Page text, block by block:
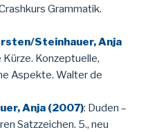
Grammatik.
Steinhauer, Anja
Kürze. Konzeptuelle,
Aspekte. Walter de
Anja (2007): Duden –
Satzzeichen. 5., neu